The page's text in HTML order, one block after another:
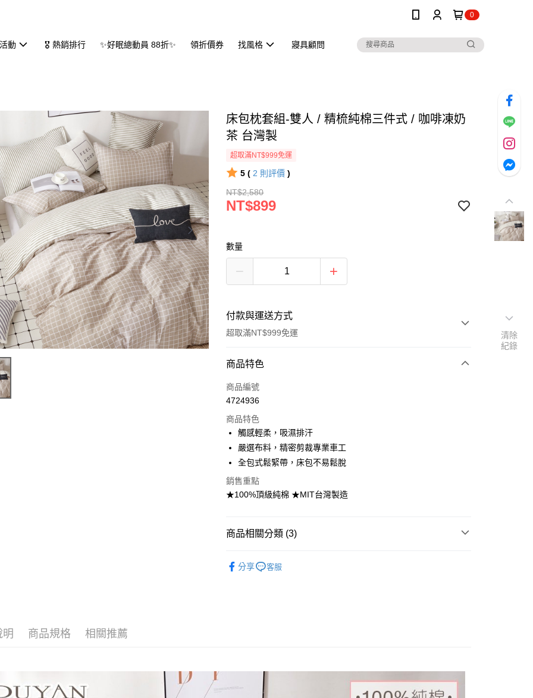
0
動 🎖 熱銷排行 ✨好眠總動員 88折✨ 領折價券 找風格 寢具顧問
床包枕套組-雙人 / 精梳純棉三件式 / 咖啡凍奶
茶 台灣製
超取滿NT$999免運
5 ( 2 則評價 )
NT$2,580
NT$899
數量
付款與運送方式
超取滿NT$999免運
付款方式
信用卡一次付款
3 期 0 利率 每期
合作金庫商業銀行
華南商業銀行
國泰世華商業銀行
臺灣中小企業銀行
元大商業銀行
台灣樂天信用卡公司
超商取貨付款
Apple Pay
Google Pay
4.訂單成立30分鐘內，如未前往確認交易或遇審核未通過，訂單將自動取
消。如遇「轉專審核」未通過狀況，表示未達大哥付你分期系統評分，恕
無法說明評估內容。
１．簡單：不需註冊會員、不需綁卡、不需儲值。
２．便利：只要手機號碼，簡訊認證，即可結帳。
３．安心：先確認商品／服務後，再付款。
「Hami Point」為中華電信所提供之點數服務，可於會員專區綁定中華電
信會員帳號後，即可在購物車使用 Hami Point 折抵消費金額 (1點等於1
商品特色
商品編號
4724936
商品特色
觸感輕柔，吸濕排汗
嚴選布料，精密剪裁專業車工
全包式鬆緊帶，床包不易鬆脫
銷售重點
★100%頂級純棉 ★MIT台灣製造
商品相關分類 (3)
分享 客服
明 商品規格 相關推薦
清除
紀錄